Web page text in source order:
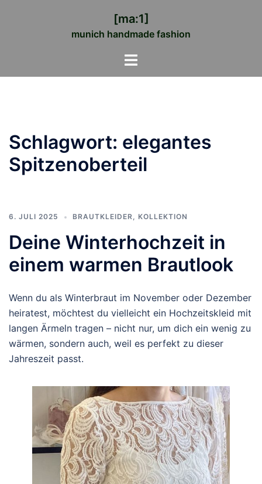
[ma:1]
munich handmade fashion
Menü
Schlagwort: elegantes
Spitzenoberteil
6. JULI 2025 BRAUTKLEIDER, KOLLEKTION
Deine Winterhochzeit in
einem warmen Brautlook
Wenn du als Winterbraut im November oder Dezember
heiratest, möchtest du vielleicht ein Hochzeitskleid mit
langen Ärmeln tragen – nicht nur, um dich ein wenig zu
wärmen, sondern auch, weil es perfekt zu dieser
Jahreszeit passt.